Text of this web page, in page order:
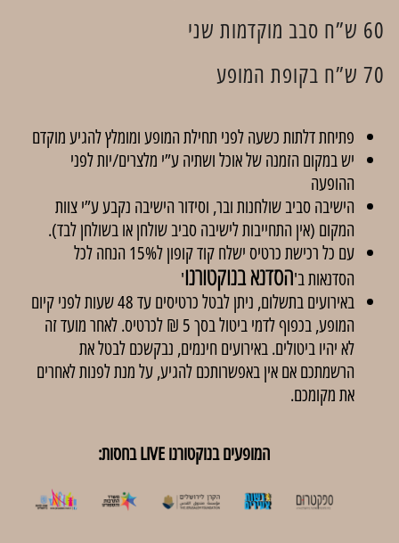
60 ש”ח סבב מוקדמות שני
70 ש”ח בקופת המופע
פתיחת דלתות כשעה לפני תחילת המופע ומומלץ להגיע מוקדם
יש במקום הזמנה של אוכל ושתיה ע”י מלצרים/יות לפני
ההופעה
הישיבה סביב שולחנות ובר, וסידור הישיבה נקבע ע”י צוות
המקום (אין התחייבות לישיבה סביב שולחן או בשולחן לבד).
עם כל רכישת כרטיס ישלח קוד קופון ל15% הנחה לכל
הסדנאות ב'הסדנא בנוקטורנו'
באירועים בתשלום, ניתן לבטל כרטיסים עד 48 שעות לפני קיום
המופע, בכפוף לדמי ביטול בסך 5 ₪ לכרטיס. לאחר מועד זה
לא יהיו ביטולים. באירועים חינמים, נבקשכם לבטל את
הרשמתכם אם אין באפשרותכם להגיע, על מנת לפנות לאחרים
את מקומכם.
המופעים בנוקטורנו LIVE בחסות: